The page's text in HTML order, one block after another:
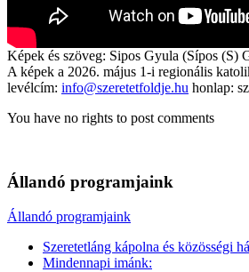
Képek és szöveg: Sipos Gyula (Sípos (S)
A képek a 2026. május 1-i regionális
levélcím: info@szeretetfoldje.hu honlap:
You have no rights to post comments
Állandó programjaink
Állandó programjaink
Szeretetláng kápolna és közösségi
Mindennapi imánk: